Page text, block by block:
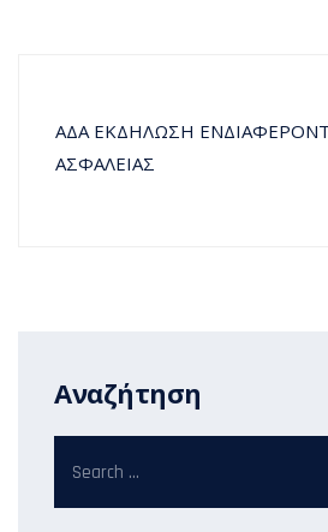
ΑΔΑ ΕΚΔΗΛΩΣΗ
ΑΣΦΑΛΕΙΑΣ
Αναζήτηση